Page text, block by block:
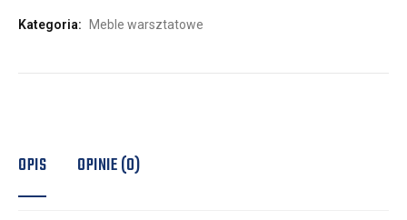
Kategoria: Meble warsztatowe
OPIS OPINIE (0)